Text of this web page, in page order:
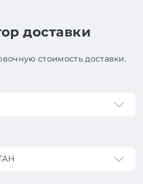
доставки
стоимость доставки.